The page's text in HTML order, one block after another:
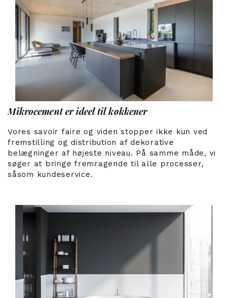
Mikrocement er ideel til køkkener
Vores savoir faire og viden stopper ikke kun ved
fremstilling og distribution af dekorative
belægninger af højeste niveau. På samme måde, vi
søger at bringe fremragende til alle processer,
såsom kundeservice.